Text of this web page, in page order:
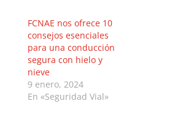
FCNAE nos ofrece 10
consejos esenciales
para una conducción
segura con hielo y
nieve
9 enero, 2024
En «Seguridad Vial»